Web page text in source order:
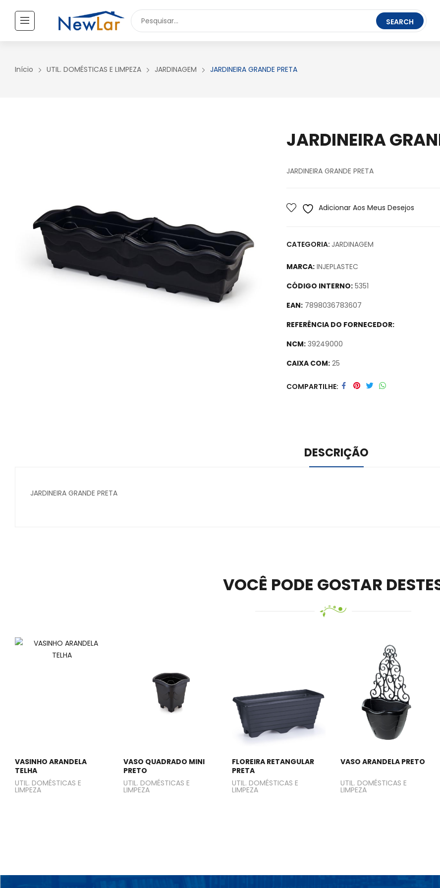
SEARCH
Início
UTIL. DOMÉSTICAS E LIMPEZA JARDINAGEM JARDINEIRA GRANDE PRETA
JARDINEIRA
JARDINEIRA GRANDE PRETA
Adicionar Aos Meus Desejos
CATEGORIA: JARDINAGEM
MARCA:INJEPLASTEC
CÓDIGO INTERNO: 5351
EAN:7898036783607
REFERÊNCIA DO FORNECEDOR:
NCM:39249000
CAIXA COM:25
Secure crypto portfolio manager for
COMPARTILHE
DESCRIÇÃO
JARDINEIRA GRANDE PRETA
VOCÊ PODE GOSTAR
VASINHO ARANDELA
TELHA
UTIL. DOMÉSTICAS E
LIMPEZA
VASO QUADRADO MINI
PRETO
UTIL. DOMÉSTICAS E
LIMPEZA
FLOREIRA RETANGULAR
PRETA
UTIL. DOMÉSTICAS E
LIMPEZA
VASO ARANDELA PRETO
UTIL. DOMÉSTICAS E
LIMPEZA